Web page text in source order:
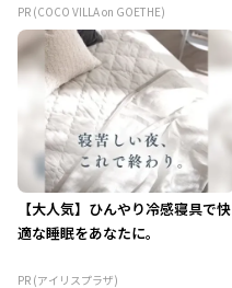
PR (COCO VILLA on GOETHE)
【大人気】ひんやり冷感寝具で快
適な睡眠をあなたに。
PR (アイリスプラザ)